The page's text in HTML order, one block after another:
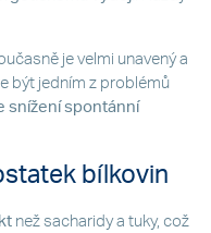
je velmi unavený a
být jedním z problémů
snížení spontánní
bílkovin
než sacharidy a tuky, což